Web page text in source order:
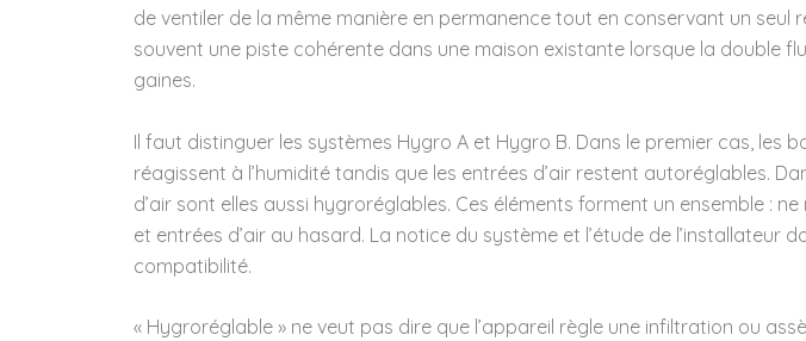
de ventiler de la même manière en permanence tout en conservant un seul
souvent une piste cohérente dans une maison existante lorsque la double
gaines.
Il faut distinguer les systèmes Hygro A et Hygro B. Dans le premier cas, les
réagissent à l’humidité tandis que les entrées d’air restent autoréglables.
d’air sont elles aussi hygroréglables. Ces éléments forment un ensemble :
et entrées d’air au hasard. La notice du système et l’étude de l’installateur
compatibilité.
« Hygroréglable » ne veut pas dire que l’appareil règle une infiltration ou